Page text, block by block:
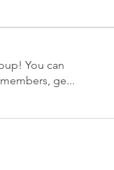
You can
ge...